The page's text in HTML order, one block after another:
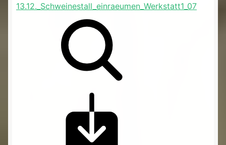
13.12._Schweinestall_einraeumen_Werkstatt1_07